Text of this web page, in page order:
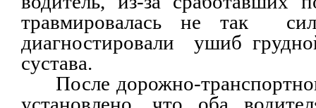
травмировалась не так
диагностировали ушиб
сустава.
После дорожно-